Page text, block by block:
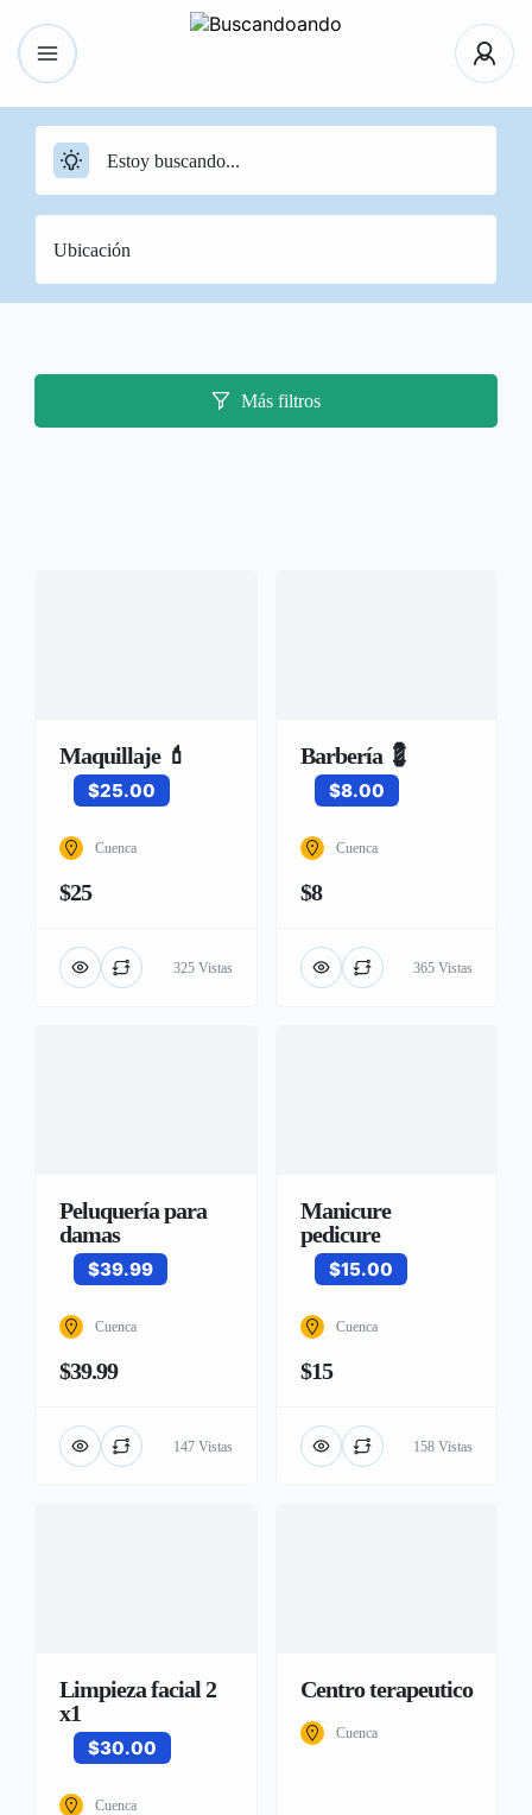
Más filtros
Maquillaje 💄
$25.00
Cuenca
$25
325 Vistas
Barbería 💈
$8.00
Cuenca
$8
365 Vistas
Peluquería para
damas
$39.99
Cuenca
$39.99
147 Vistas
Manicure
pedicure
$15.00
Cuenca
$15
158 Vistas
Limpieza facial 2
x1
$30.00
Cuenca
Centro terapeutico
Cuenca